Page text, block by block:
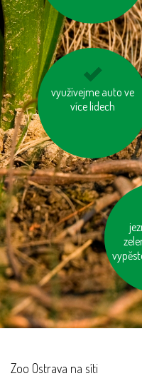
využívejme auto ve
více lidech
zvažme, jestli
potřebujeme každý
Zoo Ostrava na síti